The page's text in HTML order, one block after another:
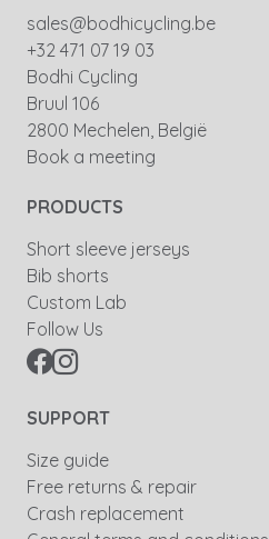
sales@bodhicycling.be
+32 471 07 19 03
Bodhi Cycling
Bruul 106
2800 Mechelen, België
Book a meeting
PRODUCTS
Short sleeve jerseys
Bib shorts
Custom Lab
Follow Us
SUPPORT
Size guide
Free returns & repair
Crash replacement